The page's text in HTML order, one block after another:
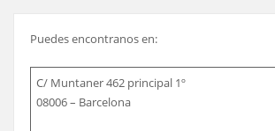
Puedes encontranos en:
C/ Muntaner 462 principal 1º
08006 – Barcelona